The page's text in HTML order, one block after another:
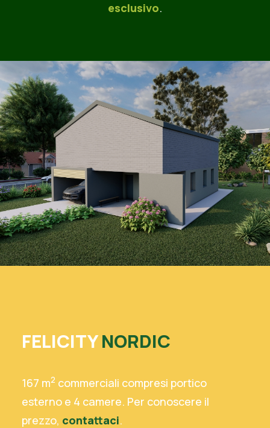
esclusivo.
FELICITYNORDIC
167 m2 commerciali compresi portico
esterno e 4 camere. Per conoscere il
prezzo, contattaci.